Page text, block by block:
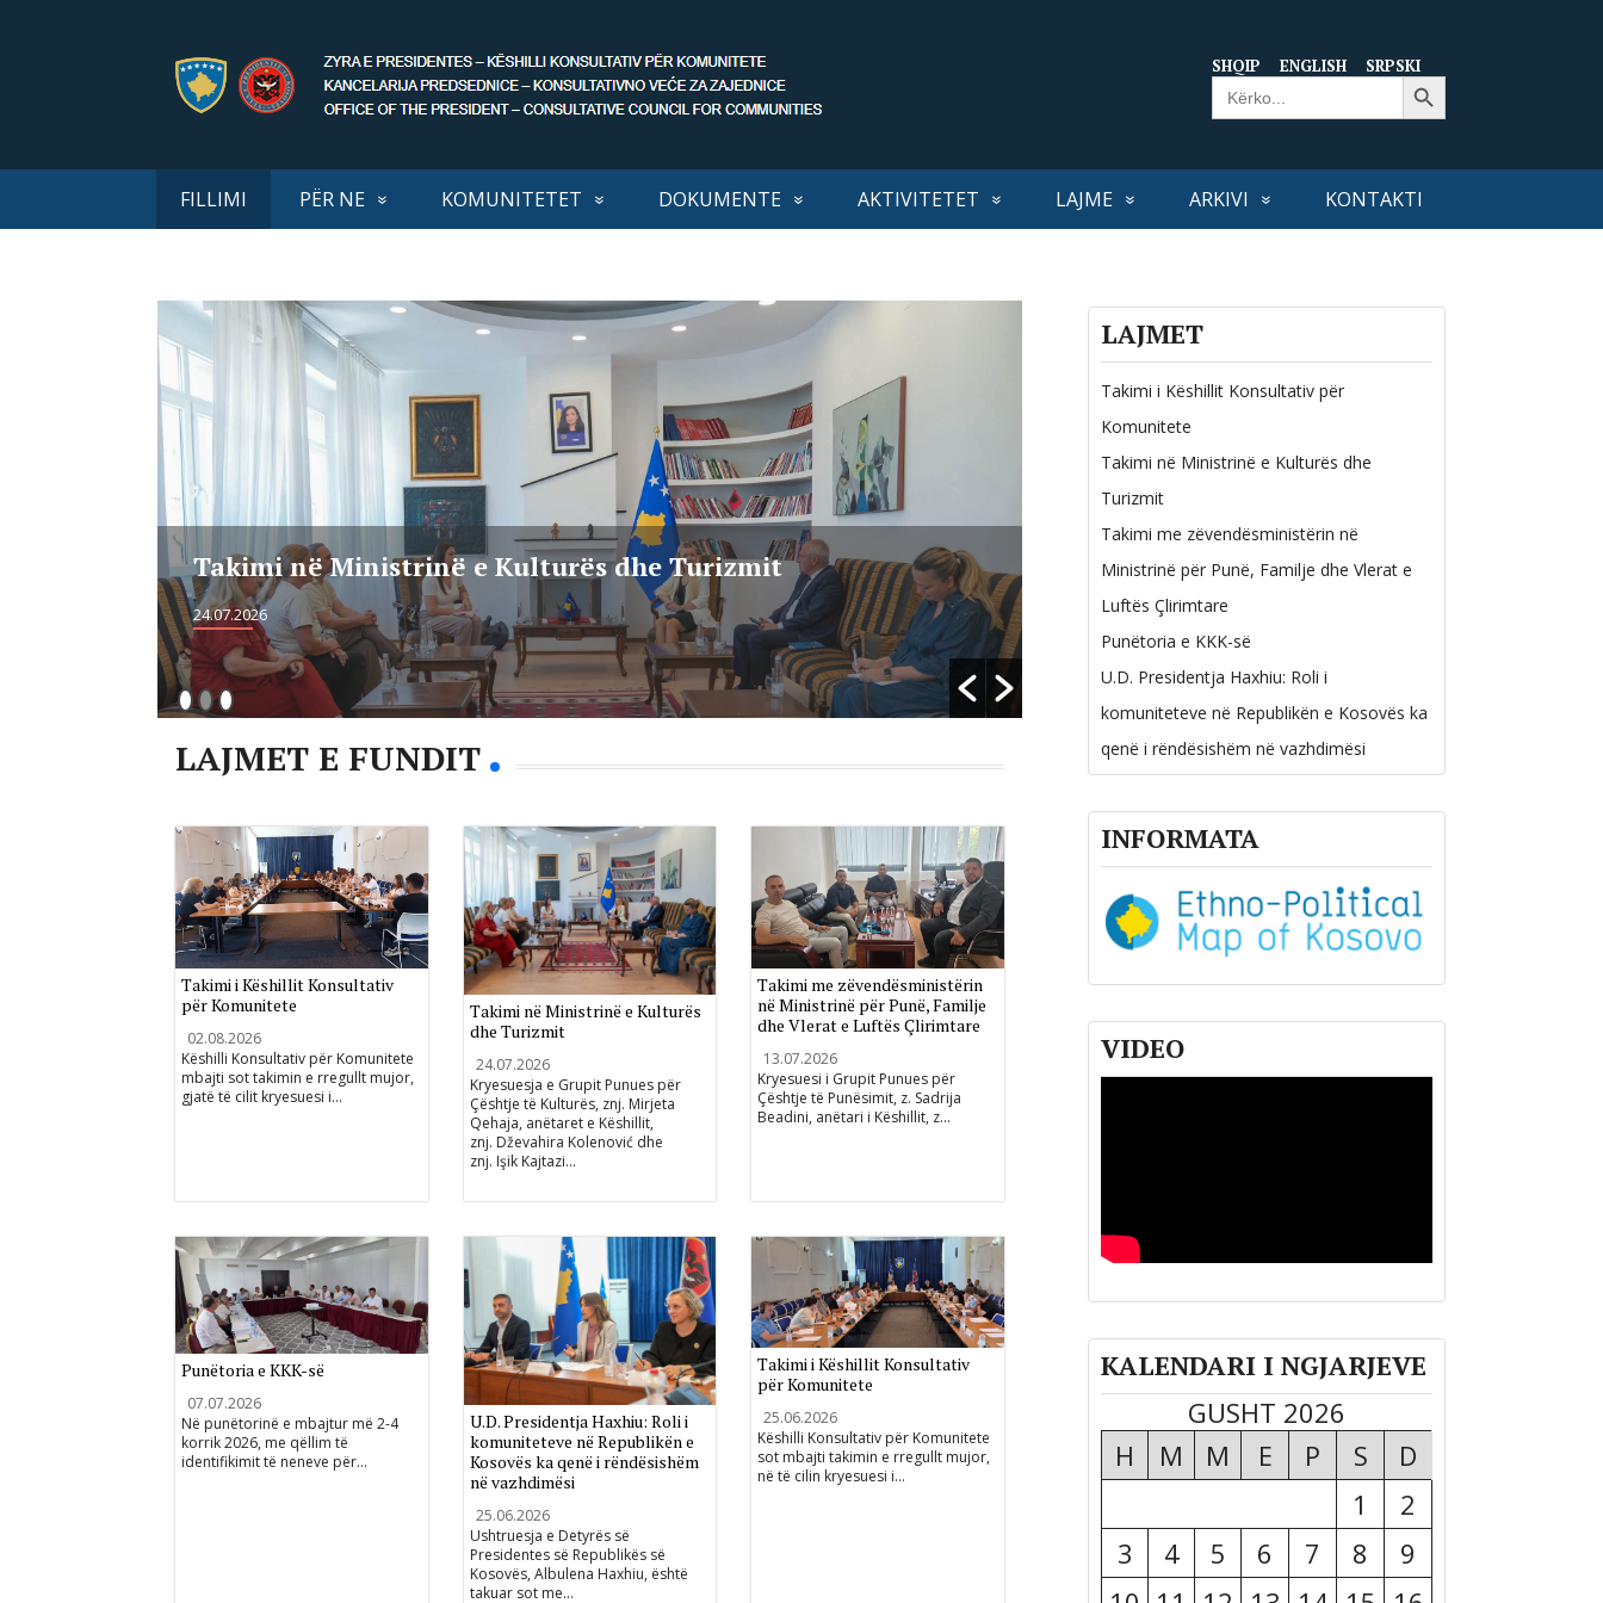
SHQIP ENGLISH SRPSKI
Search
for:
Search Button
FILLIMI PËR NE KOMUNITETET DOKUMENTE AKTIVITETET LAJME ARKIVI KONTAKTI
Takimi në Ministrinë e Kulturës dhe Turizmit
24.07.2026
Takimi me zëvendësministërin në
Familje dhe Vlerat e Luftës Çlirimtare
13.07.2026
LAJMET E FUNDIT
Takimi i Këshillit Konsultativ
për Komunitete
02.08.2026
Këshilli Konsultativ për Komunitete
mbajti sot takimin e rregullt mujor,
gjatë të cilit kryesuesi i...
Takimi në Ministrinë e Kulturës
dhe Turizmit
24.07.2026
Kryesuesja e Grupit Punues për
Çështje të Kulturës, znj. Mirjeta
Qehaja, anëtaret e Këshillit,
znj. Dževahira Kolenović dhe
znj. Işik Kajtazi...
Takimi me zëvendësministërin
në Ministrinë për Punë, Familje
dhe Vlerat e Luftës Çlirimtare
13.07.2026
Kryesuesi i Grupit Punues për
Çështje të Punësimit, z. Sadrija
Beadini, anëtari i Këshillit, z...
Punëtoria e KKK-së
07.07.2026
Në punëtorinë e mbajtur më 2-4
korrik 2026, me qëllim të
identifikimit të neneve për...
U.D. Presidentja Haxhiu: Roli i
komuniteteve në Republikën e
Kosovës ka qenë i rëndësishëm
në vazhdimësi
25.06.2026
Ushtruesja e Detyrës së
Presidentes së Republikës së
Kosovës, Albulena Haxhiu, është
takuar sot me...
Takimi i Këshillit Konsultativ
për Komunitete
25.06.2026
Këshilli Konsultativ për Komunitete
sot mbajti takimin e rregullt mujor,
në të cilin kryesuesi i...
LAJMET
Takimi i Këshillit Konsultativ për
Komunitete
Takimi në Ministrinë e Kulturës dhe
Turizmit
Takimi me zëvendësministërin në
Ministrinë për Punë, Familje dhe Vlerat e
Luftës Çlirimtare
Punëtoria e KKK-së
U.D. Presidentja Haxhiu: Roli i
komuniteteve në Republikën e Kosovës ka
qenë i rëndësishëm në vazhdimësi
INFORMATA
VIDEO
KALENDARI I NGJARJEVE
GUSHT 2026
H
M M E P S
D
1
2
3
4 5 6 7 8
9